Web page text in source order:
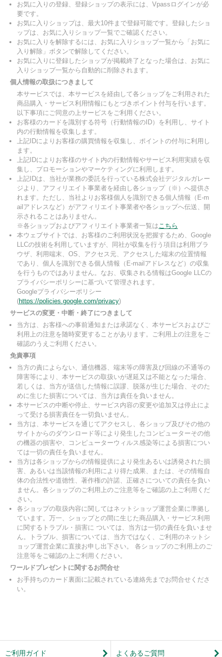
お気に入りの登録、登録ショップの表示には、Vpassログインが必
要です。
お気に入りショップは、最大10件まで登録可能です。登録したショ
ップは、お気に入りショップ一覧でご確認ください。
お気に入りを解除するには、お気に入りショップ一覧から「お気に
入り解除」ボタンで解除してください。
お気に入りに登録したショップが掲載終了となった場合は、お気に
入りショップ一覧から自動的に削除されます。
個人情報の取扱につきまして
本サービスでは、本サービスを経由して各ショップをご利用された
商品購入・サービス利用情報にもとづきポイント付与を行います。
以下事項にご同意の上サービスをご利用ください。
お客様のカードを識別する符号（行動情報のID）を利用し、サイト
内の行動情報を収集します。
上記IDによりお客様の購買情報を収集し、ポイントの付与に利用し
ます。
上記IDによりお客様のサイト内の行動情報やサービス利用実績を収
集し、プロモーションやマーケティングに利用します。
上記IDは、当社が業務の委託を行っている株式会社デジタルガレー
ジより、アフィリエイト事業者を経由し各ショップ（※）へ提供さ
れます。ただし、当社よりお客様個人を識別できる個人情報（E-m
ailアドレスなど）がアフィリエイト事業者や各ショップへ伝送、開
示されることはありません。
※各ショップおよびアフィリエイト事業者一覧はこちら
本ウェブサイトでは、お客様のご利用状況を把握するため、Google
LLCの技術を利用していますが、同社が収集を行う項目は利用ブラ
ウザ、利用端末、OS、アクセス元、アクセスした端末の位置情報
であり、個人を識別できる個人情報（E-mailアドレスなど）の収集
を行うものではありません。なお、収集される情報はGoogle LLCの
プライバシーポリシーに基づいて管理されます。
Googleプライバシーポリシー
(https://policies.google.com/privacy)
サービスの変更・中断・終了につきまして
当方は、お客様への事前通知または承諾なく、本サービスおよびご
利用上の注意を随時変更することがあります。ご利用上の注意をご
確認のうえご利用ください。
免責事項
当方の責によらない、通信機器、端末等の障害及び回線の不通等の
障害等により、本サービスの取扱いが遅延又は不能となった場合、
若しくは、当方が送信した情報に誤謬、脱落が生じた場合、そのた
めに生じた損害については、当方は責任を負いません。
本サービスの中断や停止、サービス内容の変更や追加又は停止によ
って受ける損害責任を一切負いません。
当方は、本サービスを通じてアクセスし、各ショップ及びその他の
サイトからのダウンロード等により発生したコンピューターその他
の機器の損害や、コンピューターウィルス感染等による損害につい
ては一切の責任を負いません。
当方は各ショップからの情報提供により発生あるいは誘発された損
害、あるいは当該情報の利用により得た成果、または、その情報自
体の合法性や道徳性、著作権の許諾、正確さについての責任を負い
ません。各ショップのご利用上のご注意等をご確認の上ご利用くだ
さい。
各ショップの取扱内容に関してはネットショップ運営企業に準拠し
ています。万一、ショップとの間に生じた商品購入・サービス利用
に関するトラブル・損害に ついては、当方は一切の責任を負いませ
ん。トラブル、損害については、当方ではなく、ご利用のネットシ
ョップ運営企業に直接お申し出下さい。 各ショップのご利用上のご
注意等をご確認の上ご利用ください。
ワールドプレゼントに関するお問合せ
お手持ちのカード裏面に記載されている連絡先までお問合せくださ
い。
ご利用ガイド よくあるご質問